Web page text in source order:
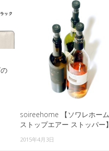
soireehome 【ソワレホーム
ストップエアー ストッパー】
2015年4月3日